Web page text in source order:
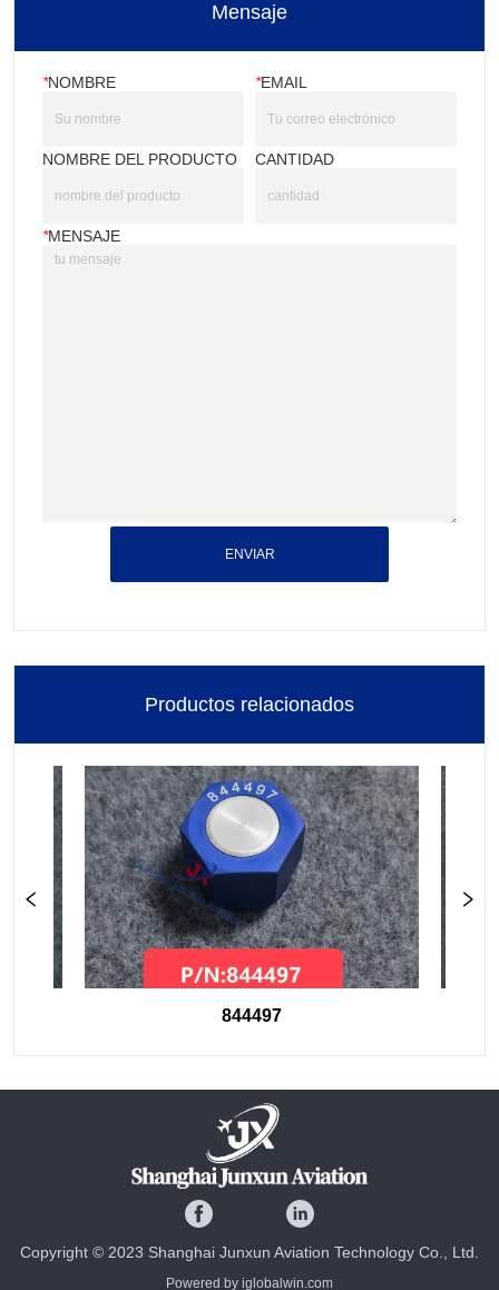
Mensaje
*NOMBRE *EMAIL
NOMBRE DEL PRODUCTO CANTIDAD
*MENSAJE
ENVIAR
Productos relacionados
844497
Copyright © 2023 Shanghai Junxun Aviation Technology Co., Ltd.
Powered by iglobalwin.com